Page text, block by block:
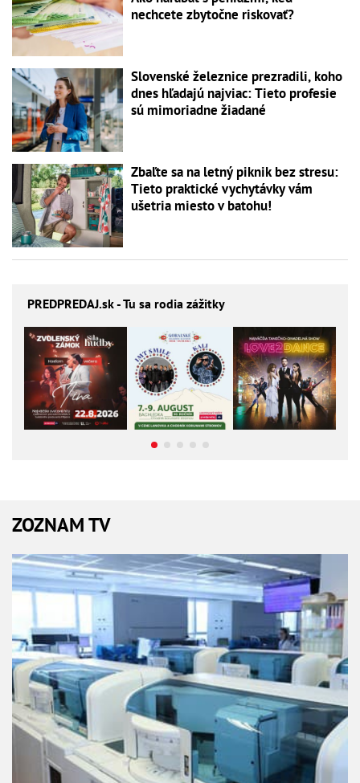
nechcete zbytočne riskovať?
Slovenské železnice prezradili, koho
dnes hľadajú najviac: Tieto profesie
sú mimoriadne žiadané
Zbaľte sa na letný piknik bez stresu:
Tieto praktické vychytávky vám
ušetria miesto v batohu!
PREDPREDAJ.sk - Tu sa rodia zážitky
ZOZNAM TV